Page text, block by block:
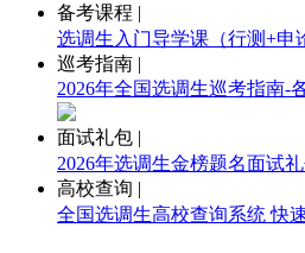
备考课程 |
选调生入门导学课（行测+申
巡考指南 |
2026年全国选调生巡考指南-
面试礼包 |
2026年选调生金榜题名面试
高校查询 |
全国选调生高校查询系统 快